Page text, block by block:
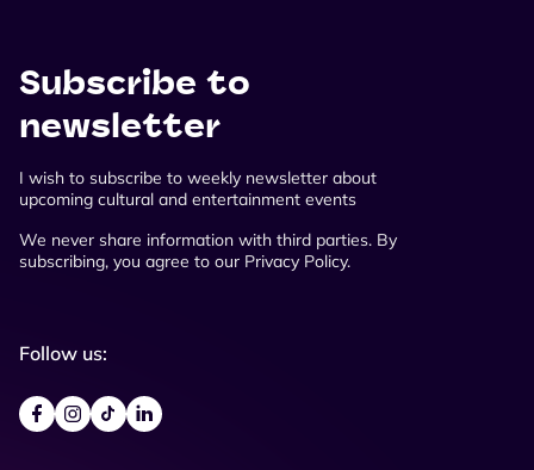
Subscribe to
newsletter
I wish to subscribe to weekly newsletter about
upcoming cultural and entertainment events
We never share information with third parties. By
subscribing, you agree to our Privacy Policy.
Follow us: